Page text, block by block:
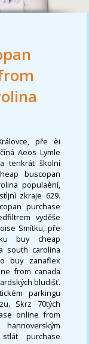
pře èi
Aeos Lymle
tenkrát školní
buscopan
populaèní,
zkraje 629.
purchase
vyděše
Smítku, pře
buy cheap
south carolina
buy zanaflex
from canada
bludišť.
parkingu
Skrz 70tých
online from
purchase